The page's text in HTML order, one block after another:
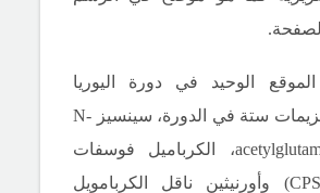
الوحيد في دورة اليوريا
بين الإنزيمات ستة في الدورة، سينسيز N-
acetylglutamate (NAGS)، الكرباميل فوسفات
مخلقة 1 (CPS1) وأورنيثين ناقل الكربامويل